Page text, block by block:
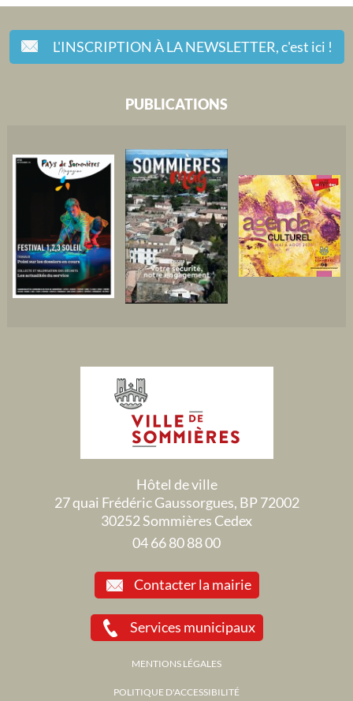
L'INSCRIPTION À LA NEWSLETTER,c'est ici !
PUBLICATIONS
Hôtel de ville
27 quai Frédéric Gaussorgues, BP 72002
30252 Sommières Cedex
04 66 80 88 00
Contacter la mairie
Services municipaux
MENTIONS LÉGALES
POLITIQUE D'ACCESSIBILITÉ